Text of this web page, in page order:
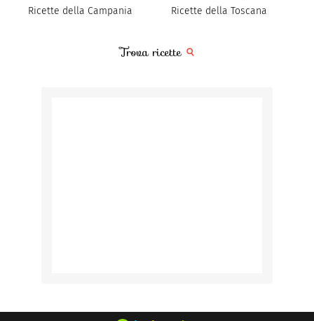
Ricette della Campania
Ricette della Toscana
Trova ricette